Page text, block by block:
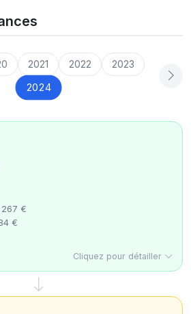
2021 2022 2023
2024
267 €
€
Cliquez pour détailler